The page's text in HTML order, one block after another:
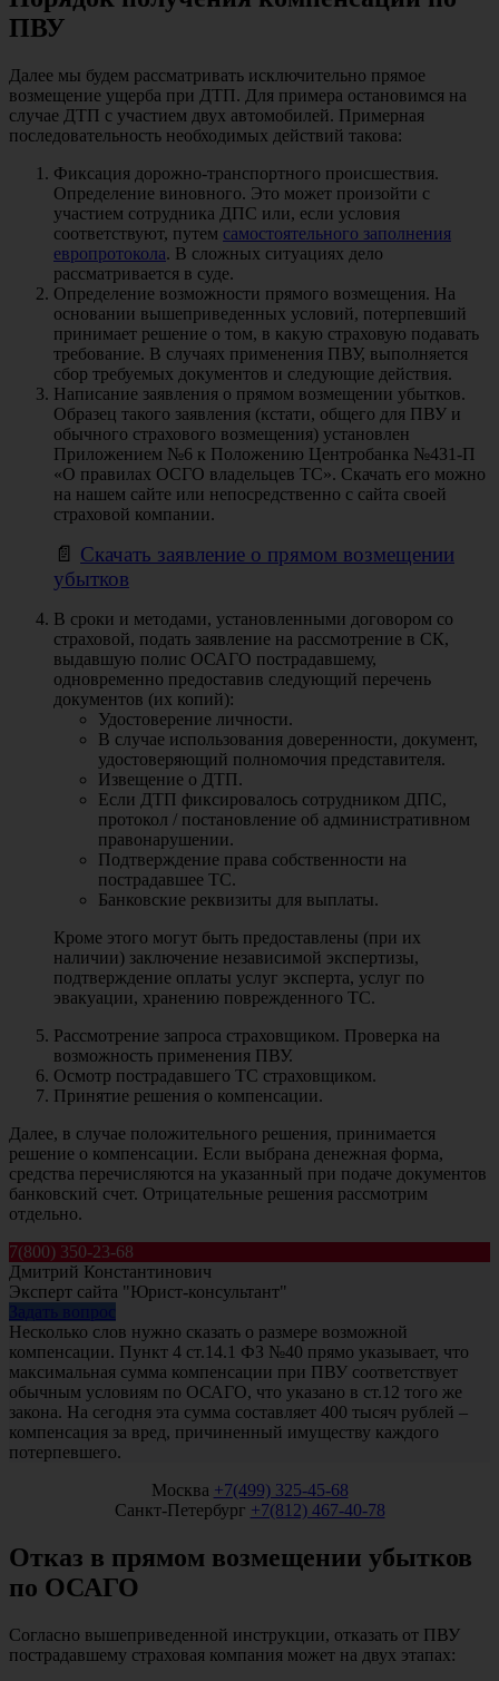
ПВУ
Далее мы будем рассматривать исключительно прямое
возмещение ущерба при ДТП. Для примера остановимся на
случае ДТП с участием двух автомобилей. Примерная
последовательность необходимых действий такова:
Фиксация дорожно-транспортного происшествия.
Определение виновного. Это может произойти с
участием сотрудника ДПС или, если условия
соответствуют, путем самостоятельного заполнения
европротокола. В сложных ситуациях дело
рассматривается в суде.
Определение возможности прямого возмещения. На
основании вышеприведенных условий, потерпевший
принимает решение о том, в какую страховую подавать
требование. В случаях применения ПВУ, выполняется
сбор требуемых документов и следующие действия.
Написание заявления о прямом возмещении убытков.
Образец такого заявления (кстати, общего для ПВУ и
обычного страхового возмещения) установлен
Приложением №6 к Положению Центробанка №431-П
«О правилах ОСГО владельцев ТС». Скачать его можно
на нашем сайте или непосредственно с сайта своей
страховой компании.
📄 Скачать заявление о прямом возмещении
убытков
В сроки и методами, установленными договором со
страховой, подать заявление на рассмотрение в СК,
выдавшую полис ОСАГО пострадавшему,
одновременно предоставив следующий перечень
документов (их копий):
Удостоверение личности.
В случае использования доверенности, документ,
удостоверяющий полномочия представителя.
Извещение о ДТП.
Если ДТП фиксировалось сотрудником ДПС,
протокол / постановление об административном
правонарушении.
Подтверждение права собственности на
пострадавшее ТС.
Банковские реквизиты для выплаты.
Кроме этого могут быть предоставлены (при их
наличии) заключение независимой экспертизы,
подтверждение оплаты услуг эксперта, услуг по
эвакуации, хранению поврежденного ТС.
Рассмотрение запроса страховщиком. Проверка на
возможность применения ПВУ.
Осмотр пострадавшего ТС страховщиком.
Принятие решения о компенсации.
Далее, в случае положительного решения, принимается
решение о компенсации. Если выбрана денежная форма,
средства перечисляются на указанный при подаче документов
банковский счет. Отрицательные решения рассмотрим
отдельно.
7(800) 350-23-68
Дмитрий Константинович
Эксперт сайта "Юрист-консультант"
Несколько слов нужно сказать о размере возможной
компенсации. Пункт 4 ст.14.1 ФЗ №40 прямо указывает, что
максимальная сумма компенсации при ПВУ соответствует
обычным условиям по ОСАГО, что указано в ст.12 того же
закона. На сегодня эта сумма составляет 400 тысяч рублей –
компенсация за вред, причиненный имуществу каждого
потерпевшего.
Москва +7(499) 325-45-68
Санкт-Петербург +7(812) 467-40-78
Отказ в прямом возмещении убытков
по ОСАГО
Согласно вышеприведенной инструкции, отказать от ПВУ
пострадавшему страховая компания может на двух этапах: